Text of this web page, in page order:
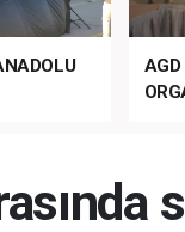
AGD